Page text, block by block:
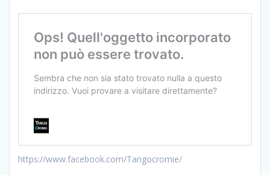
https://www.facebook.com/Tangocromie/